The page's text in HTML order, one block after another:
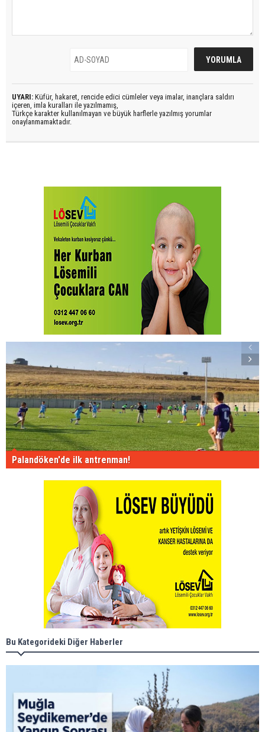
UYARI: Küfür, hakaret, rencide edici cümleler veya imalar, inançlara saldırı
içeren, imla kuralları ile yazılmamış,
Türkçe karakter kullanılmayan ve büyük harflerle yazılmış yorumlar
onaylanmamaktadır.
Palandöken'de ilk antrenman!
Bu Kategorideki Diğer Haberler